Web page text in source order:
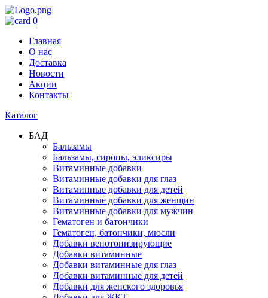
0
Главная
О нас
Доставка
Новости
Акции
Контакты
Каталог
БАД
Бальзамы
Бальзамы, сиропы, эликсиры
Витаминные добавки
Витаминные добавки для глаз
Витаминные добавки для детей
Витаминные добавки для женщин
Витаминные добавки для мужчин
Гематоген и батончики
Гематоген, батончики, мюсли
Добавки венотонизирующие
Добавки витаминные
Добавки витаминные для глаз
Добавки витаминные для детей
Добавки для женского здоровья